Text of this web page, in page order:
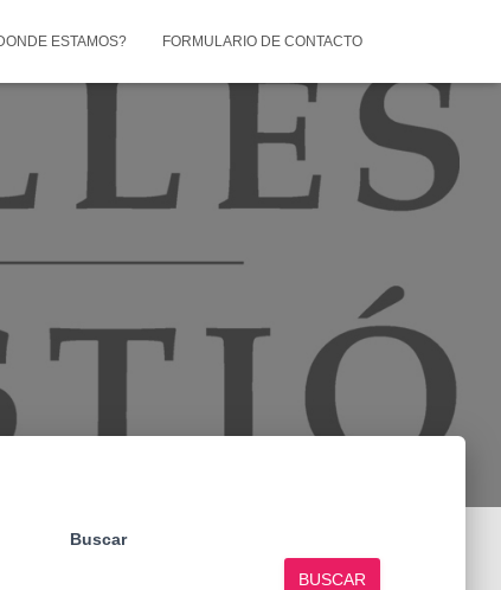
ESTAMOS? FORMULARIO DE CONTACTO
Buscar
BUSCAR